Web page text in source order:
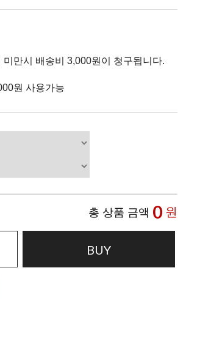
만시 배송비 3,000원이 청구됩니다.
원 사용가능
총 상품 금액 0 원
BUY